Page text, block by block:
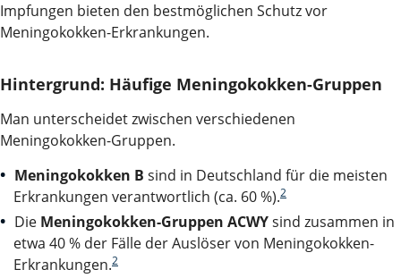
Impfungen bieten den bestmöglichen Schutz vor
Meningokokken-Erkrankungen.
Hintergrund: Häufige Meningokokken-Gruppen
Man unterscheidet zwischen verschiedenen
Meningokokken-Gruppen.
Meningokokken B sind in Deutschland für die meisten
Erkrankungen verantwortlich (ca. 60 %).2
Die Meningokokken-Gruppen ACWYsind zusammen in
etwa 40 % der Fälle der Auslöser von Meningokokken-
Erkrankungen.2